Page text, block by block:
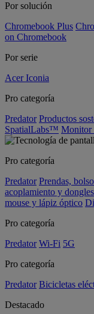
Por solución
Chromebook Plus
on Chromebook
Por serie
Acer Iconia
Pro categoría
Predator Productos
SpatialLabs™ Monitor
Pro categoría
Predator Prendas,
acoplamiento y dongles
mouse y lápiz óptico
Pro categoría
Predator Wi-Fi 5G
Pro categoría
Predator Bicicletas
Destacado